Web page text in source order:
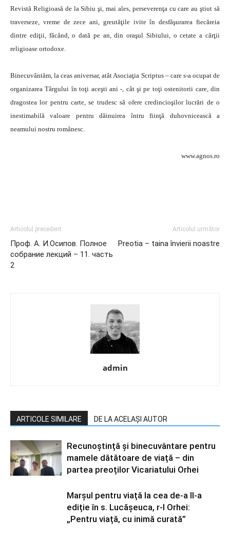
Revistă Religioasă de la Sibiu şi, mai ales, perseverenţa cu care au ştiut să
traverseze, vreme de zece ani, greutăţile ivite în desfăşurarea fiecăreia
dintre ediţii, făcând, o dată pe an, din oraşul Sibiului, o cetate a cărţii
religioase ortodoxe.
Binecuvântăm, la ceas aniversar, atât Asociaţia Scriptus – care s-a ocupat de
organizarea Târgului în toţi aceşti ani -, cât şi pe toţi ostenitorii care, din
dragostea lor pentru carte, se trudesc să ofere credincioşilor lucrări de o
inestimabilă valoare pentru dăinuirea întru fiinţă duhovnicească a
neamului nostru românesc.
www.agnos.ro
Articolul precedent
Проф. А. И.Осипов. Полное
собрание лекций – 11. часть
2
Articolul următor
Preotia – taina învierii noastre
admin
ARTICOLE SIMILARE DE LA ACELAȘI AUTOR
Recunoștință și binecuvântare pentru
mamele dătătoare de viață – din
partea preoților Vicariatului Orhei
Marșul pentru viață la cea de-a II-a
ediție în s. Lucășeuca, r-l Orhei:
„Pentru viață, cu inimă curată”